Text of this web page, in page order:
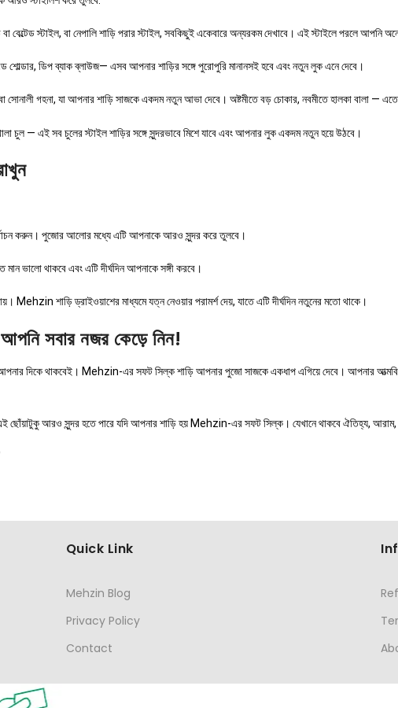
বেল্টেড স্টাইল, বা নেপালি শাড়ি পরার স্টাইল, সবকিছুই একেবারে অন্যরকম দেখাবে। এই স্টাইলে পরলে আপনি
ডিপ ব্যাক ব্লাউজ— এসব আপনার শাড়ির সঙ্গে পুরোপুরি মানানসই হবে এবং নতুন লুক এনে দেবে।
সোনালী গহনা, যা আপনার শাড়ি সাজকে একদম নতুন আভা দেবে। অষ্টমীতে বড় চোকার, নবমীতে হালকা বালা —
চুল — এই সব চুলের স্টাইল শাড়ির সঙ্গে সুন্দরভাবে মিশে যাবে এবং আপনার লুক একদম নতুন হয়ে উঠবে।
করুন। পুজোর আলোর মধ্যে এটি আপনাকে আরও সুন্দর করে তুলবে।
ভালো থাকবে এবং এটি দীর্ঘদিন আপনাকে সঙ্গী করবে।
Mehzin শাড়ি ড্রাইওয়াশের মাধ্যমে যত্ন নেওয়ার পরামর্শ দেয়, যাতে এটি দীর্ঘদিন নতুনের মতো থাকে।
সবার নজর কেড়ে নিন!
দিকে থাকবেই। Mehzin-এর সফট সিল্ক শাড়ি আপনার পুজো সাজকে একধাপ এগিয়ে দেবে। আপনার
ছোঁয়াটুকু আরও সুন্দর হতে পারে যদি আপনার শাড়ি হয় Mehzin-এর সফট সিল্ক। যেখানে থাকবে ঐতিহ্য,
Quick Link
Mehzin Blog
Privacy Policy
Contact